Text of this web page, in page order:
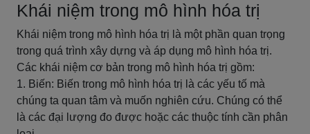
Khái niệm trong mô hình hóa trị
Khái niệm trong mô hình hóa trị là một phần quan trọng
trong quá trình xây dựng và áp dụng mô hình hóa trị.
Các khái niệm cơ bản trong mô hình hóa trị gồm:
1. Biến: Biến trong mô hình hóa trị là các yếu tố mà
chúng ta quan tâm và muốn nghiên cứu. Chúng có thể
là các đại lượng đo được hoặc các thuộc tính cần phân